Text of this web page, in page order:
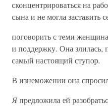
сконцентрироваться на
сына и не могла заставить
поговорить с теми
и поддержку. Она злилась,
самый настоящий ступор.
В изнеможении она
Япредложила ей